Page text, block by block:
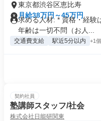
東京都渋谷区恵比寿
月給38万円～45万円
求める人材: * 資格・経験
年齢は一切不問（お人...
交通費支給 駅近5分以内 +1個
契約社員
塾講師スタッフ/社会
株式会社日能研関東